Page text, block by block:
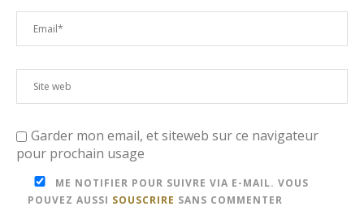
Garder mon email, et siteweb sur ce navigateur
pour prochain usage
ME NOTIFIER POUR SUIVRE VIA E-MAIL. VOUS
POUVEZ AUSSI SOUSCRIRE SANS COMMENTER